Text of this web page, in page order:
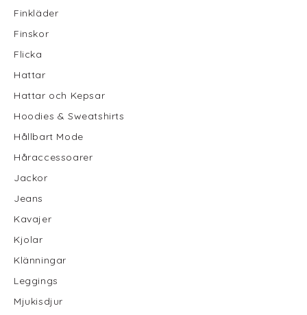
Finkläder
Finskor
Flicka
Hattar
Hattar och Kepsar
Hoodies & Sweatshirts
Hållbart Mode
Håraccessoarer
Jackor
Jeans
Kavajer
Kjolar
Klänningar
Leggings
Mjukisdjur